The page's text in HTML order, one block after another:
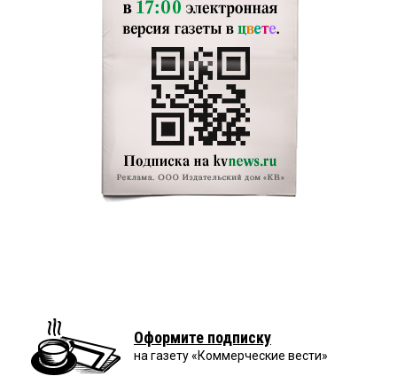
Оформите подписку
на газету «Коммерческие вести»